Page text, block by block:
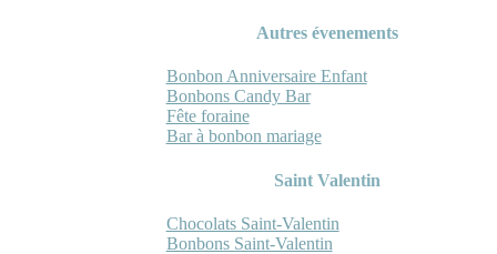
Autres évenements
Bonbon Anniversaire Enfant
Bonbons Candy Bar
Fête foraine
Bar à bonbon mariage
Saint Valentin
Chocolats Saint-Valentin
Bonbons Saint-Valentin